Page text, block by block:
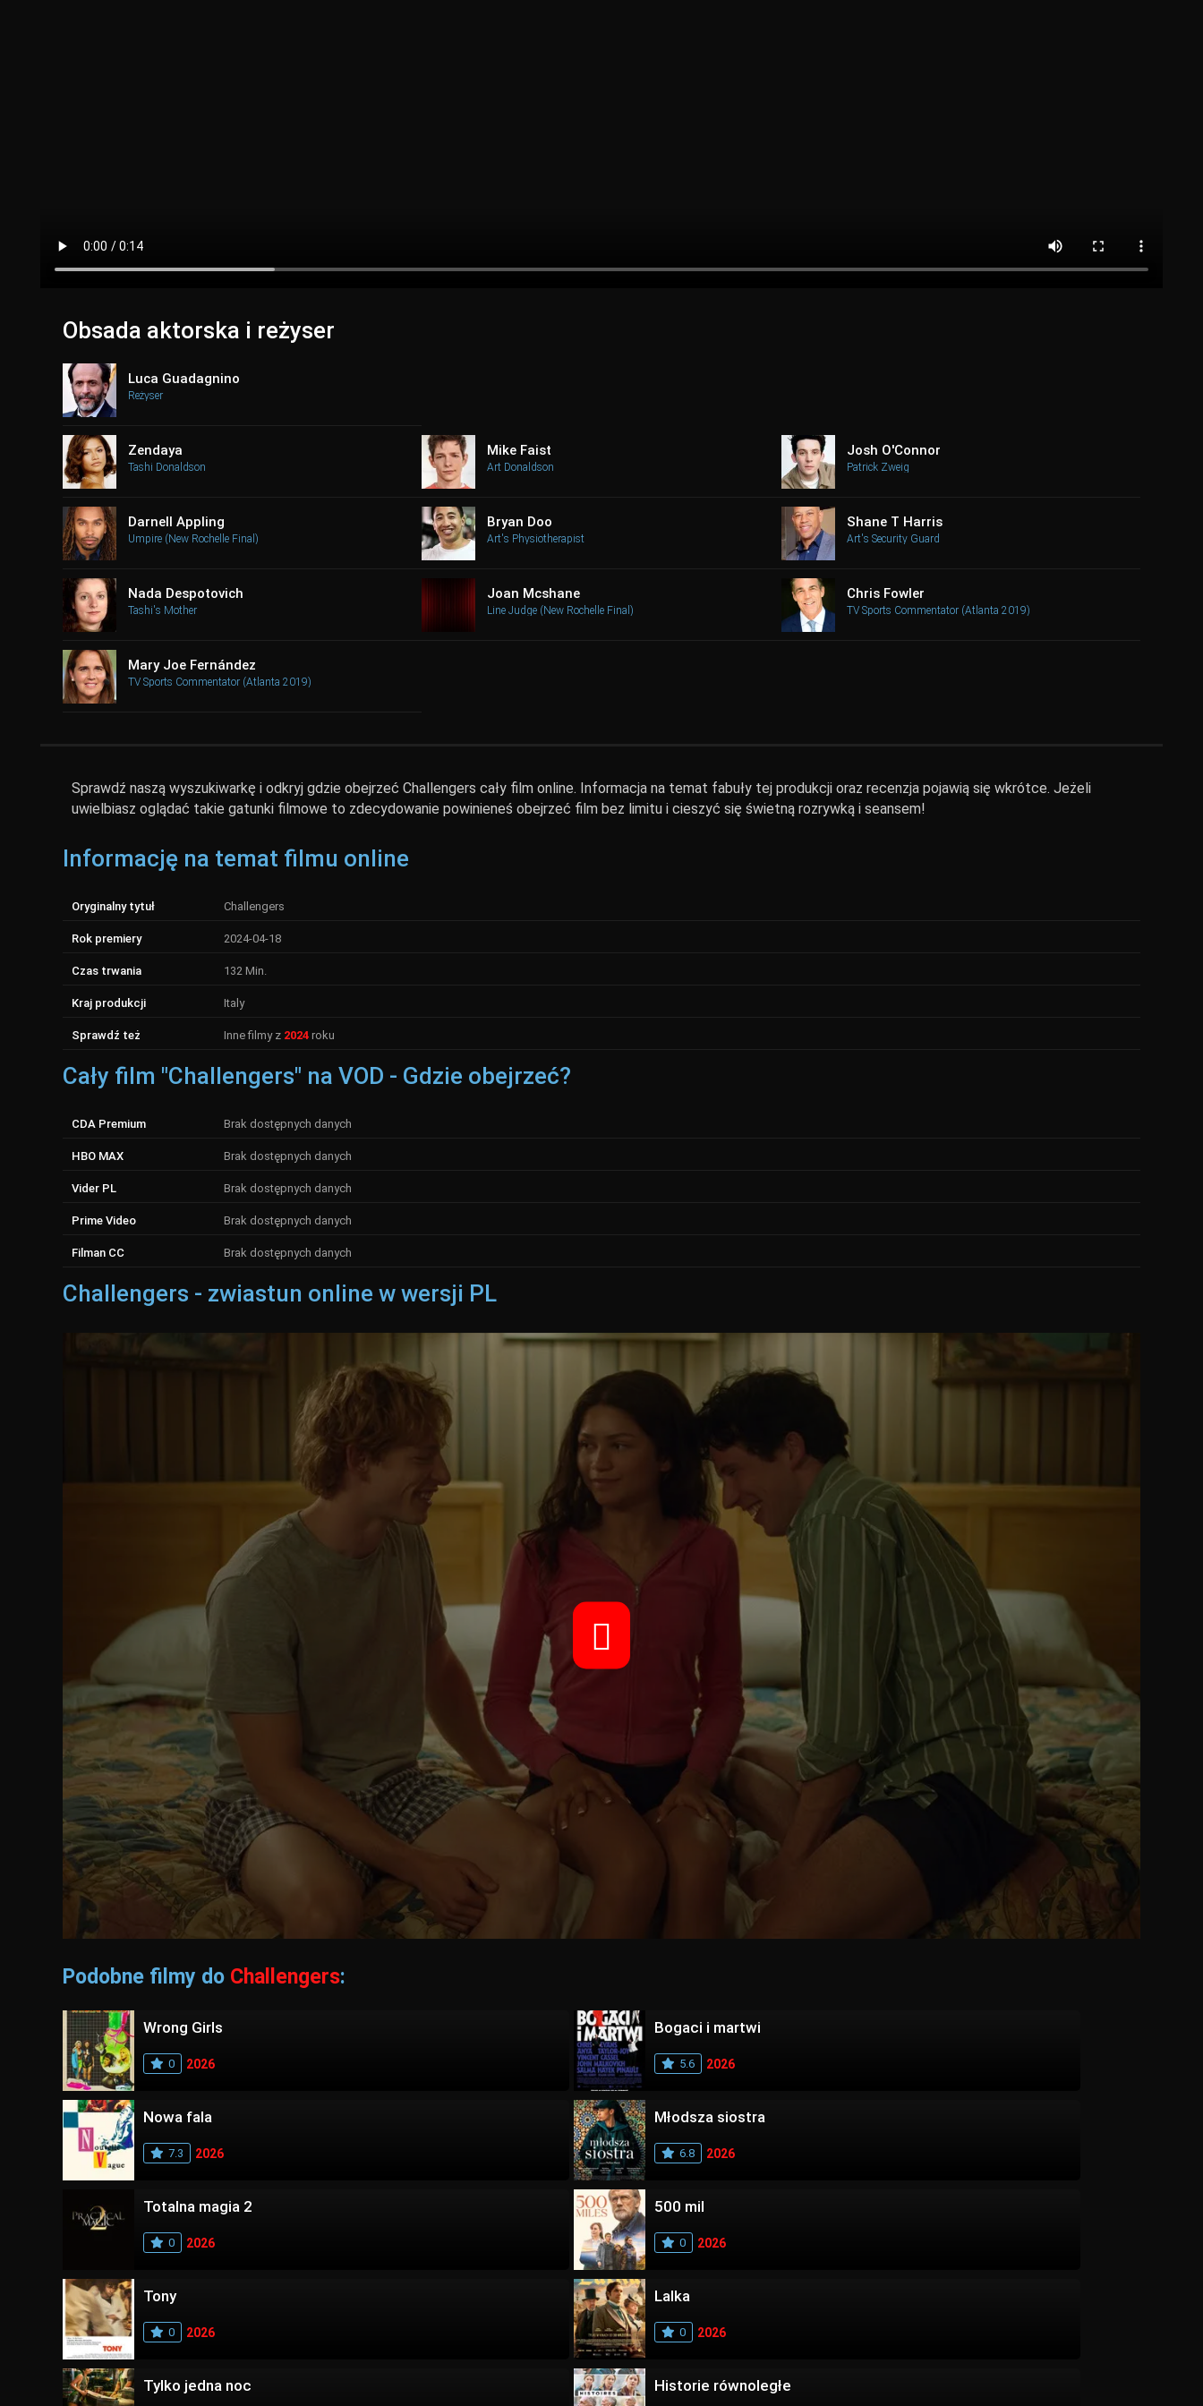
Obsada aktorska i reżyser
Luca Guadagnino
Reżyser
Zendaya
Tashi Donaldson
Mike Faist
Art Donaldson
Josh O'Connor
Patrick Zweig
Darnell Appling
Umpire (New Rochelle Final)
Bryan Doo
Art's Physiotherapist
Shane T Harris
Art's Security Guard
Nada Despotovich
Tashi's Mother
Joan Mcshane
Line Judge (New Rochelle Final)
Chris Fowler
TV Sports Commentator (Atlanta 2019)
Mary Joe Fernández
TV Sports Commentator (Atlanta 2019)
Sprawdź naszą wyszukiwarkę i odkryj gdzie obejrzeć Challengers cały film online. Informacja na temat fabuły tej produkcji oraz recenzja pojawią się wkrótce. Jeżeli
uwielbiasz oglądać takie gatunki filmowe to zdecydowanie powinieneś obejrzeć film bez limitu i cieszyć się świetną rozrywką i seansem!
Informację na temat filmu online
Oryginalny tytuł Challengers
Rok premiery 2024-04-18
Czas trwania 132 Min.
Kraj produkcji Italy
Sprawdź też Inne filmy z 2024 roku
Cały film "Challengers" na VOD - Gdzie obejrzeć?
CDA Premium Brak dostępnych danych
HBO MAX Brak dostępnych danych
Vider PL Brak dostępnych danych
Prime Video Brak dostępnych danych
Filman CC Brak dostępnych danych
Challengers - zwiastun online w wersji PL
Podobne filmy do Challengers:
Wrong Girls
0 2026
Bogaci i martwi
5.6 2026
Nowa fala
7.3 2026
Młodsza siostra
6.8 2026
Totalna magia 2
0 2026
500 mil
0 2026
Tony
0 2026
Lalka
0 2026
Tylko jedna noc Historie równoległe